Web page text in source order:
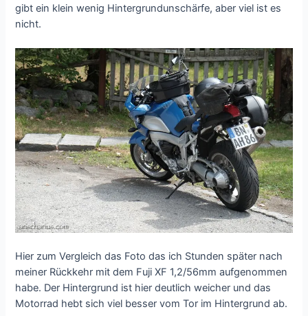
gibt ein klein wenig Hintergrundunschärfe, aber viel ist es
nicht.
Hier zum Vergleich das Foto das ich Stunden später nach
meiner Rückkehr mit dem Fuji XF 1,2/56mm aufgenommen
habe. Der Hintergrund ist hier deutlich weicher und das
Motorrad hebt sich viel besser vom Tor im Hintergrund ab.